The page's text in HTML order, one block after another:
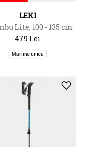
LEKI
Lite, 100 - 135 cm
479 Lei
Marime unica